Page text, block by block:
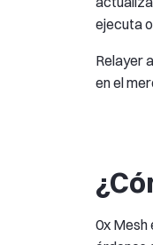
ejecuta
Relayer
en el
0x Mesh